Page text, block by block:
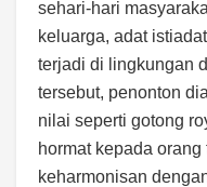
sehari-hari
keluarga, adat
terjadi di lingkungan
tersebut, penonton
nilai seperti gotong
hormat kepada
keharmonisan